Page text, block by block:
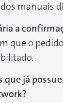
dos manuais
a
que o
que já